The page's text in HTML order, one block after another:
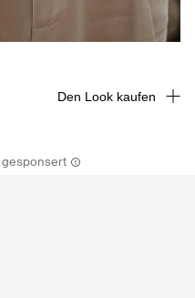
gesponsert
Den Look kaufen